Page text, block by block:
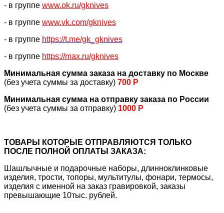
- в группе www.ok.ru/gknives
- в группе www.vk.com/gknives
- в группе https://t.me/gk_gknives
- в группе https://max.ru/gknives
Минимальная сумма заказа на доставку по Москве
(без учета суммы за доставку) 700 Р
Минимальная сумма на отправку заказа по России
(без учета суммы за отправку) 1000 Р
ТОВАРЫ КОТОРЫЕ ОТПРАВЛЯЮТСЯ ТОЛЬКО
ПОСЛЕ ПОЛНОЙ ОПЛАТЫ ЗАКАЗА:
Шашлычные и подарочные наборы, длинноклинковые
изделия, трости, топоры, мультитулы, фонари, термосы,
изделия с именной на заказ гравировкой, заказы
превышающие 10тыс. рублей.